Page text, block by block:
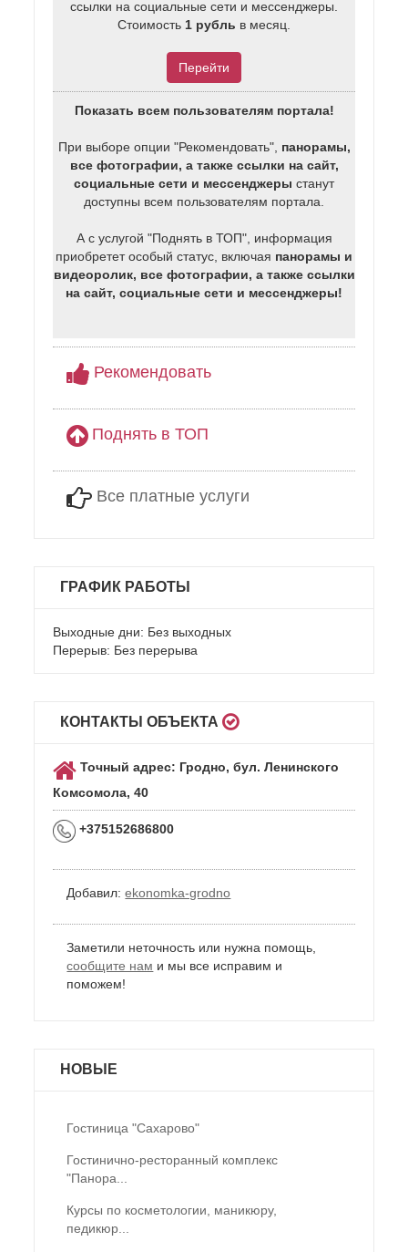
ссылки на социальные сети и мессенджеры.
Стоимость 1 рубль в месяц.
Перейти
Показать всем пользователям портала!
При выборе опции "Рекомендовать", панорамы,
все фотографии, а также ссылки на сайт,
социальные сети и мессенджеры станут
доступны всем пользователям портала.
А с услугой "Поднять в ТОП", информация
приобретет особый статус, включая панорамы и
видеоролик, все фотографии, а также ссылки
на сайт, социальные сети и мессенджеры!
Рекомендовать
Поднять в ТОП
Все платные услуги
ГРАФИК РАБОТЫ
Выходные дни: Без выходных
Перерыв: Без перерыва
КОНТАКТЫ ОБЪЕКТА
Точный адрес: Гродно, бул. Ленинского
Комсомола, 40
+375152686800
Добавил: ekonomka-grodno
Заметили неточность или нужна помощь,
сообщите нам и мы все исправим и
поможем!
НОВЫЕ
Гостиница "Сахарово"
Гостинично-ресторанный комплекс
"Панора...
Курсы по косметологии, маникюру,
педикюр...